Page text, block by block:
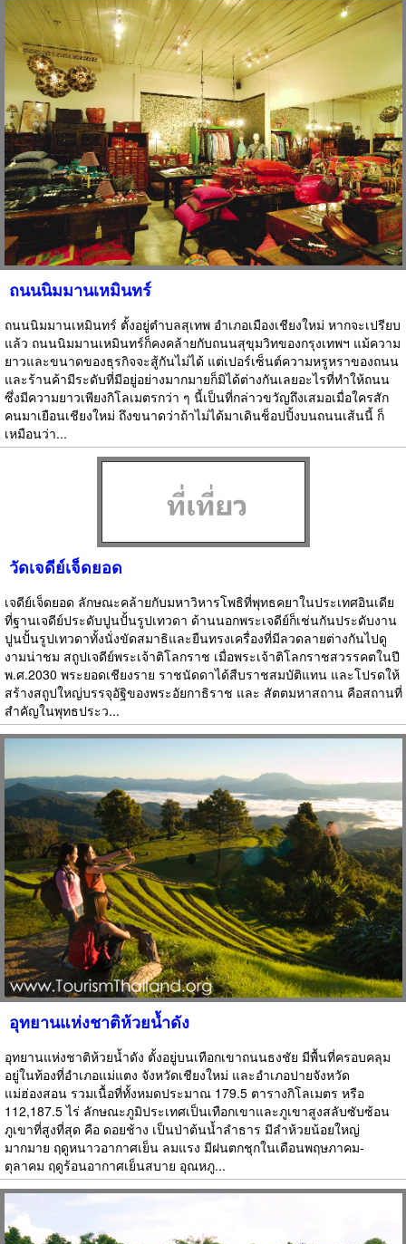
ถนนนิมมานเหมินทร์
ถนนนิมมานเหมินทร์ ตั้งอยู่ตำบลสุเทพ อำเภอเมืองเชียงใหม่ หากจะเปรียบ
แล้ว ถนนนิมมานเหมินทร์ก็คงคล้ายกับถนนสุขุมวิทของกรุงเทพฯ แม้ความ
ยาวและขนาดของธุรกิจจะสู้กันไม่ได้ แต่เปอร์เซ็นต์ความหรูหราของถนน
และร้านค้ามีระดับที่มีอยู่อย่างมากมายก็มิได้ต่างกันเลยอะไรที่ทำให้ถนน
ซึ่งมีความยาวเพียงกิโลเมตรกว่า ๆ นี้เป็นที่กล่าวขวัญถึงเสมอเมื่อใครสัก
คนมาเยือนเชียงใหม่ ถึงขนาดว่าถ้าไม่ได้มาเดินช็อปปิ้งบนถนนเส้นนี้ ก็
เหมือนว่า...
วัดเจดีย์เจ็ดยอด
เจดีย์เจ็ดยอด ลักษณะคล้ายกับมหาวิหารโพธิที่พุทธคยาในประเทศอินเดีย
ที่ฐานเจดีย์ประดับปูนปั้นรูปเทวดา ด้านนอกพระเจดีย์ก็เช่นกันประดับงาน
ปูนปั้นรูปเทวดาทั้งนั่งขัดสมาธิและยืนทรงเครื่องที่มีลวดลายต่างกันไปดู
งามน่าชม สถูปเจดีย์พระเจ้าติโลกราช เมื่อพระเจ้าติโลกราชสวรรคตในปี
พ.ศ.2030 พระยอดเชียงราย ราชนัดดาได้สืบราชสมบัติแทน และโปรดให้
สร้างสถูปใหญ่บรรจุอัฐิของพระอัยกาธิราช และ สัตตมหาสถาน คือสถานที่
สำคัญในพุทธประว...
อุทยานแห่งชาติห้วยน้ำดัง
อุทยานแห่งชาติห้วยน้ำดัง ตั้งอยู่บนเทือกเขาถนนธงชัย มีพื้นที่ครอบคลุม
อยู่ในท้องที่อำเภอแม่แตง จังหวัดเชียงใหม่ และอำเภอปายจังหวัด
แม่ฮ่องสอน รวมเนื้อที่ทั้งหมดประมาณ 179.5 ตารางกิโลเมตร หรือ
112,187.5 ไร่ ลักษณะภูมิประเทศเป็นเทือกเขาและภูเขาสูงสลับซับซ้อน
ภูเขาที่สูงที่สุด คือ ดอยช้าง เป็นป่าต้นน้ำลำธาร มีลำห้วยน้อยใหญ่
มากมาย ฤดูหนาวอากาศเย็น ลมแรง มีฝนตกชุกในเดือนพฤษภาคม-
ตุลาคม ฤดูร้อนอากาศเย็นสบาย อุณหภู...